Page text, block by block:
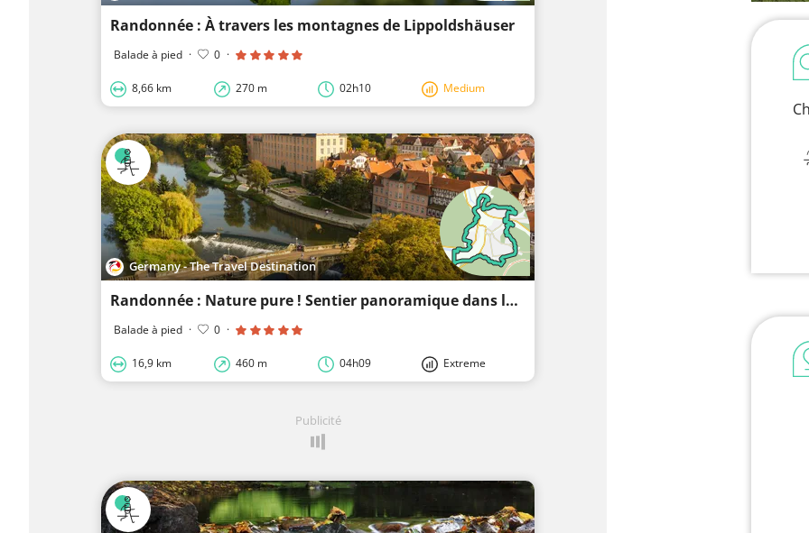
Randonnée : À travers les montagnes de Lippoldshäuser
Balade à pied · 0 ·
8,66 km 270 m 02h10 Medium
Germany - The Travel Destination
Randonnée : Nature pure ! Sentier panoramique dans les forêts de Hann. Münden
Balade à pied · 0 ·
16,9 km 460 m 04h09 Extreme
Publicité